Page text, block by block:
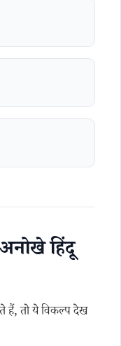
हिंदू
हैं, तो ये विकल्प देख